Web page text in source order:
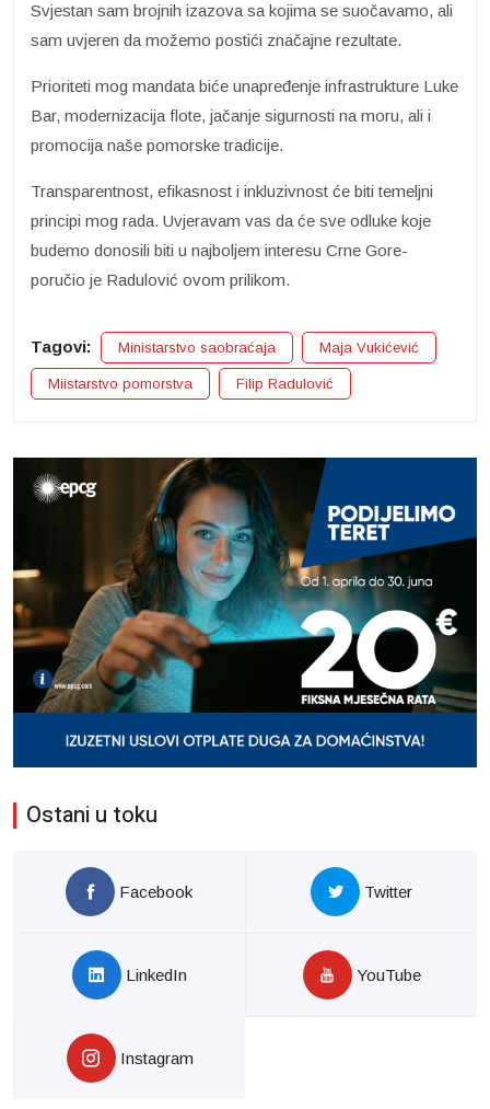
Svjestan sam brojnih izazova sa kojima se suočavamo, ali
sam uvjeren da možemo postići značajne rezultate.
Prioriteti mog mandata biće unapređenje infrastrukture Luke
Bar, modernizacija flote, jačanje sigurnosti na moru, ali i
promocija naše pomorske tradicije.
Transparentnost, efikasnost i inkluzivnost će biti temeljni
principi mog rada. Uvjeravam vas da će sve odluke koje
budemo donosili biti u najboljem interesu Crne Gore-
poručio je Radulović ovom prilikom.
Tagovi: Ministarstvo saobraćaja Maja Vukićević
Miistarstvo pomorstva Filip Radulović
Ostani u toku
Facebook Twitter
LinkedIn YouTube
Instagram